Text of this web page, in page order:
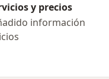
y precios
información